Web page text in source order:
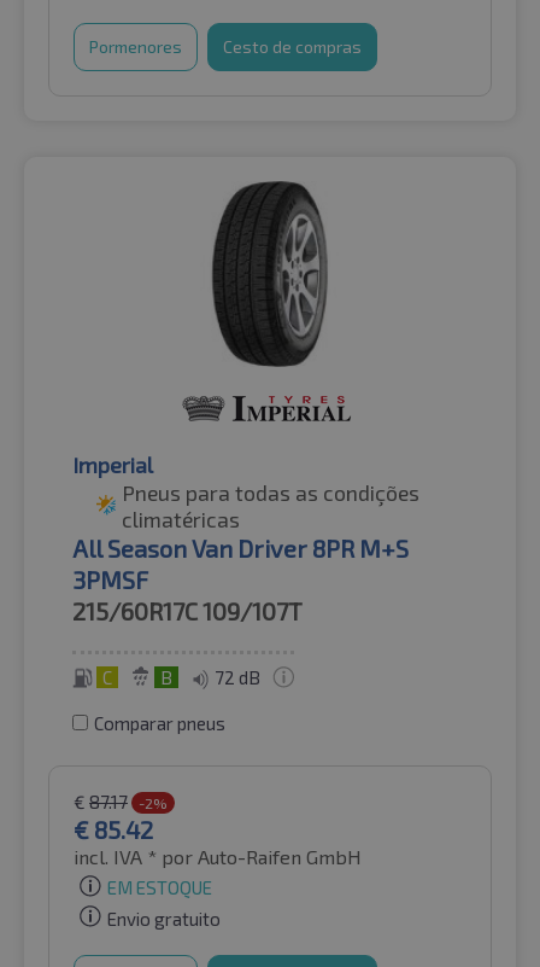
Pormenores Cesto de compras
Imperial
Pneus para todas as condições
climatéricas
All Season Van Driver 8PR M+S
3PMSF
215/60R17C109/107T
C B 72 dB
Comparar pneus
€ 87.17 -2%
€ 85.42
incl. IVA * por Auto-Raifen GmbH
EM ESTOQUE
Envio gratuito